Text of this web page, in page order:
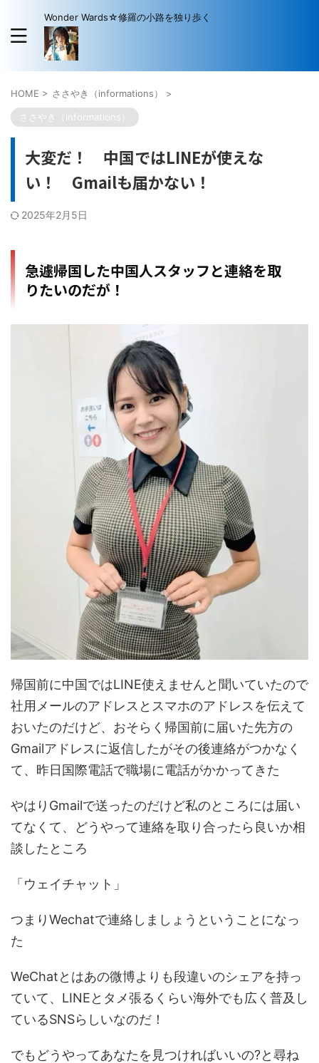
Wonder Wards☆修羅の小路を独り歩く
HOME > ささやき（informations） >
ささやき（informations）
大変だ！ 中国ではLINEが使えな
い！ Gmailも届かない！
2025年2月5日
急遽帰国した中国人スタッフと連絡を取
りたいのだが！
帰国前に中国ではLINE使えませんと聞いていたので
社用メールのアドレスとスマホのアドレスを伝えて
おいたのだけど、おそらく帰国前に届いた先方の
Gmailアドレスに返信したがその後連絡がつかなく
て、昨日国際電話で職場に電話がかかってきた
やはりGmailで送ったのだけど私のところには届い
てなくて、どうやって連絡を取り合ったら良いか相
談したところ
「ウェイチャット」
つまりWechatで連絡しましょうということになっ
た
WeChatとはあの微博よりも段違いのシェアを持っ
ていて、LINEとタメ張るくらい海外でも広く普及し
ているSNSらしいなのだ！
でもどうやってあなたを見つければいいの?と尋ね